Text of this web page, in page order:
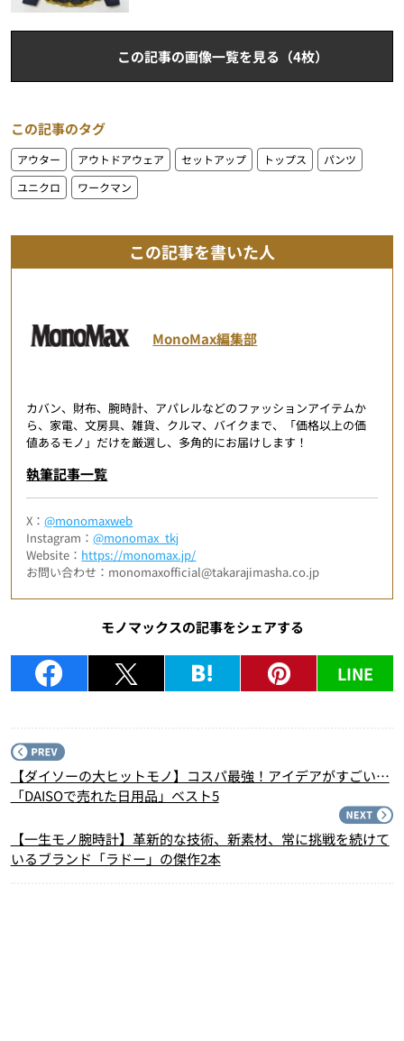
この記事の画像一覧を見る（4枚）
この記事のタグ
アウター アウトドアウェア セットアップ トップス
パンツ
ユニクロ
ワークマン
この記事を書いた人
MonoMax編集部
カバン、財布、腕時計、アパレルなどのファッションアイテムか
ら、家電、文房具、雑貨、クルマ、バイクまで、「価格以上の価
値あるモノ」だけを厳選し、多角的にお届けします！
執筆記事一覧
X：@monomaxweb
Instagram：@monomax_tkj
Website： https://monomax.jp/
お問い合わせ：monomaxofficial@takarajimasha.co.jp
モノマックスの記事をシェアする
LINE
【ダイソーの大ヒットモノ】コスパ最強！アイデアがすごい…
「DAISOで売れた日用品」ベスト5
【一生モノ腕時計】革新的な技術、新素材、常に挑戦を続けて
いるブランド「ラドー」の傑作2本